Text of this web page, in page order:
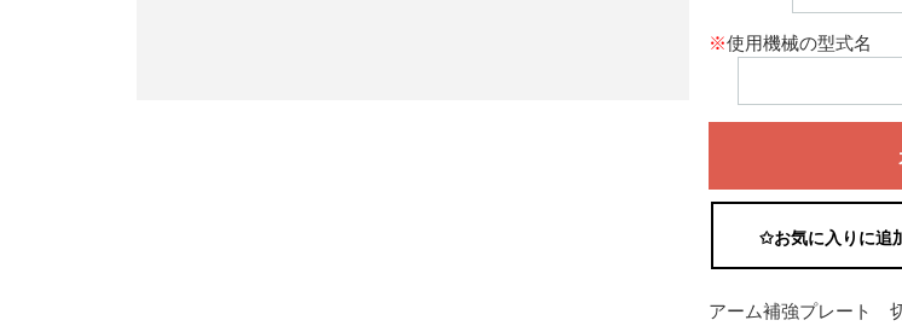
※使用機械の型式名
✩お気に入りに追
アーム補強プレート